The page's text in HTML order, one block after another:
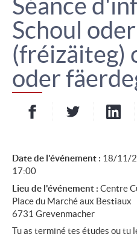
Séance
Schoul
(fréizäiteg)
oder
Partager sur Facebook
Partager sur
Date de l'événement : 18/11/
17:00
Lieu de l'événement : Centre
Place du Marché aux Bestiaux
6731 Grevenmacher
Tu as terminé tes études ou tu